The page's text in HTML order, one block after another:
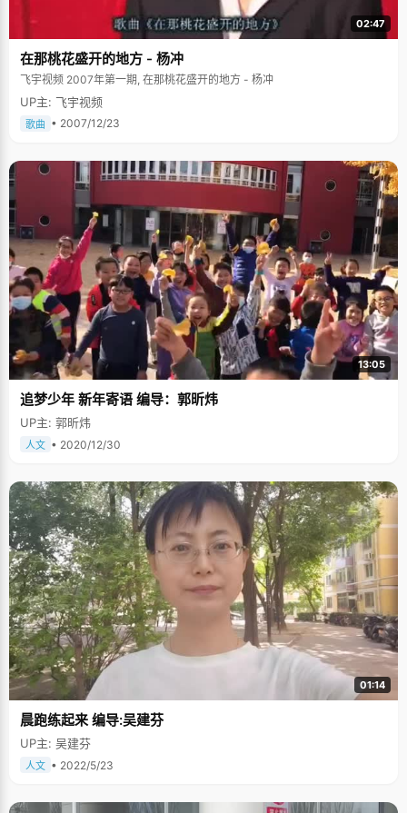
02:47
在那桃花盛开的地方 - 杨冲
飞宇视频 2007年第一期, 在那桃花盛开的地方 - 杨冲
UP主: 飞宇视频
歌曲 • 2007/12/23
13:05
追梦少年 新年寄语 编导：郭昕炜
UP主: 郭昕炜
人文 • 2020/12/30
01:14
晨跑练起来 编导:吴建芬
UP主: 吴建芬
人文 • 2022/5/23